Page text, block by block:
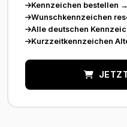
Kennzeichen bestellen →
Wunschkennzeichen
Alle deutschen
Kurzzeitkennzeichen